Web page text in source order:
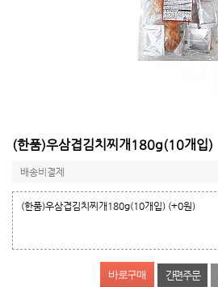
(한품)우삼겹김치찌개180g(10개입)
배송비결제
(한품)우삼겹김치찌개180g(10개입) (+0원)
간편주문